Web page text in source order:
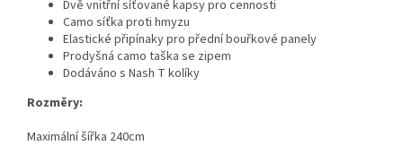
Dvě vnitřní síťované kapsy pro cennosti
Camo síťka proti hmyzu
Elastické připínaky pro přední bouřkové panely
Prodyšná camo taška se zipem
Dodáváno s Nash T kolíky
Rozměry:
Maximální šířka 240cm